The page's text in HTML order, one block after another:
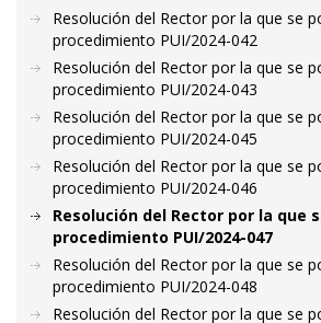
Resolución del Rector por la que se
procedimiento PUI/2024-042
Resolución del Rector por la que se
procedimiento PUI/2024-043
Resolución del Rector por la que se
procedimiento PUI/2024-045
Resolución del Rector por la que se
procedimiento PUI/2024-046
Resolución del Rector por la que
procedimiento PUI/2024-047
Resolución del Rector por la que se
procedimiento PUI/2024-048
Resolución del Rector por la que se